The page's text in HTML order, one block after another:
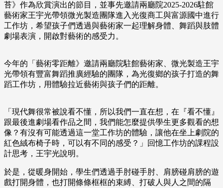
苔》作為欣賞演出的節目，並事先邀請兩廳院2025-2026駐館
藝術家王宇光帶領微光製造團隊進入光復商工與富源國中進行
工作坊，希望孩子們透過與藝術家一起理解身體、舞蹈與肢體
劇場表演，開啟對藝術的感受力。
今年的「藝術零距離》邀請兩廳院駐館藝術家、微光製造王宇
光帶領有豐富舞蹈推廣經驗的團隊，為光復鄉的孩子打造的舞
蹈工作坊，用體驗拉近藝術與孩子們的距離。
「現代舞很常被說看不懂，所以我們一直在想，在『看不懂』
跟最後進劇場看作品之間，我們能怎麼提供學生更多觀看的想
像？有沒有可能透過這一堂工作坊的體驗，讓他在坐上劇院的
紅色絨布椅子時，可以有不同的感受？」回憶工作坊的課程設
計思考，王宇光說明。
於是，從暖身開始，學生們透過手肘碰手肘、肩膀碰肩膀的遊
戲打開身體，也打開條條框框的束縛、打破人與人之間的隔